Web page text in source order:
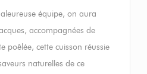
équipe, on aura
accompagnées de
poêlée, cette cuisson réussie
naturelles de ce